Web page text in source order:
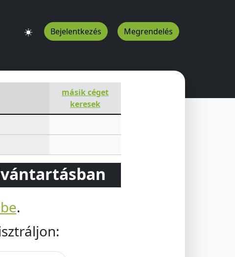
Bejelentkezés Megrendelés
másik céget
keresek
.